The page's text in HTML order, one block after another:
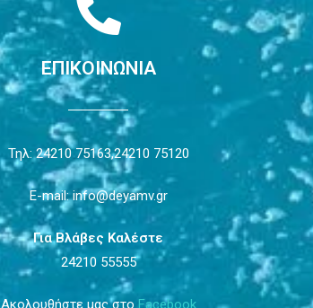
ΕΠΙΚΟΙΝΩΝΙΑ
Τηλ: 24210 75163,24210 75120
E-mail: info@deyamv.gr
Για Βλάβες Καλέστε
24210 55555
Ακολουθήστε μας στο Facebook